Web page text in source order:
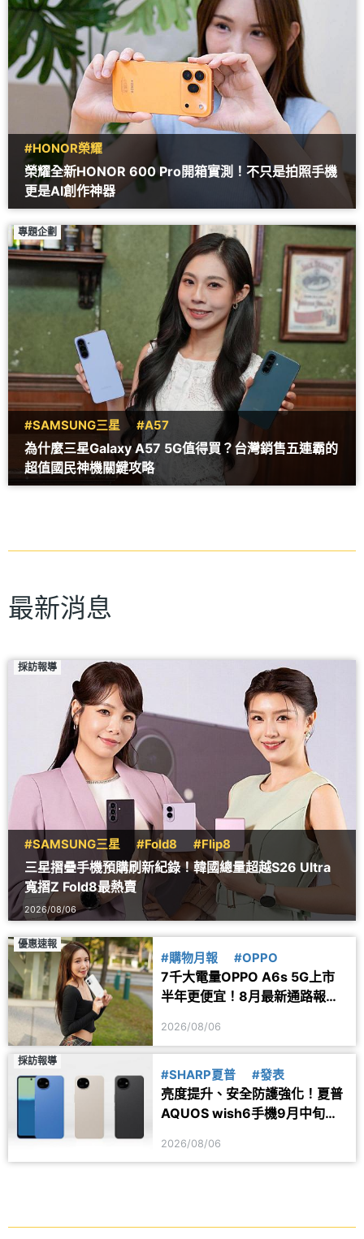
#HONOR榮耀
榮耀全新HONOR 600 Pro開箱實測！不只是拍照手機
更是AI創作神器
專題企劃
#SAMSUNG三星 #A57
為什麼三星Galaxy A57 5G值得買？台灣銷售五連霸的
超值國民神機關鍵攻略
最新消息
採訪報導
#SAMSUNG三星 #Fold8 #Flip8
三星摺疊手機預購刷新紀錄！韓國總量超越S26 Ultra
寬摺Z Fold8最熱賣
2026/08/06
優惠速報
#購物月報 #OPPO
7千大電量OPPO A6s 5G上市
半年更便宜！8月最新通路報價
2026/08/06
採訪報導
#SHARP夏普 #發表
亮度提升、安全防護強化！夏普
AQUOS wish6手機9月中旬台
2026/08/06